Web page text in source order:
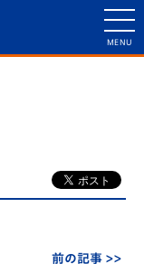
前の記事 >>